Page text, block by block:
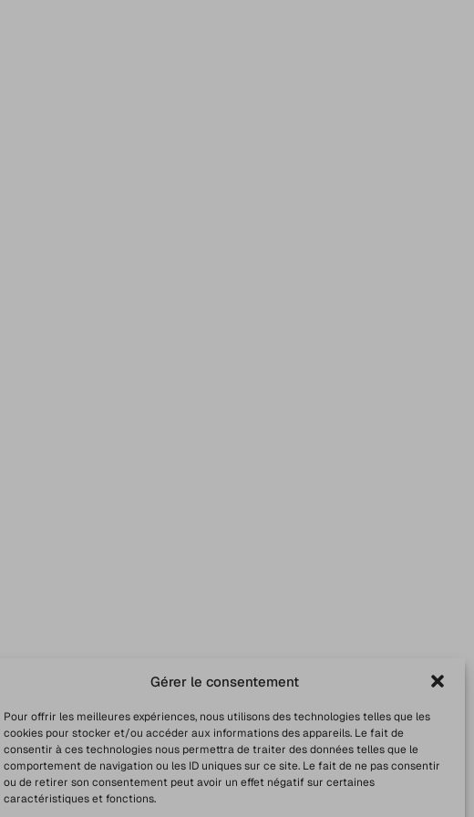
Gérer le consentement
Pour offrir les meilleures expériences, nous utilisons des technologies telles que les
cookies pour stocker et/ou accéder aux informations des appareils. Le fait de
consentir à ces technologies nous permettra de traiter des données telles que le
comportement de navigation ou les ID uniques sur ce site. Le fait de ne pas consentir
ou de retirer son consentement peut avoir un effet négatif sur certaines
caractéristiques et fonctions.